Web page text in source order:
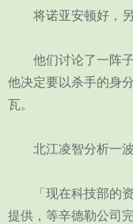
将诺亚安顿好，另
他们讨论了一阵子
他决定要以杀手的身
瓦。
北江凌智分析一波
「现在科技部的资
提供，等辛德勒公司